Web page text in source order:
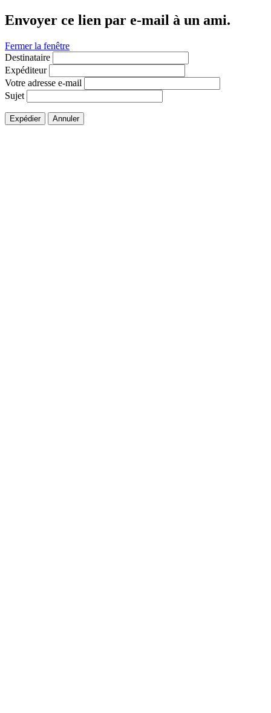
Envoyer ce lien par e-mail à un ami.
Fermer la fenêtre
Destinataire
Expéditeur
Votre adresse e-mail
Sujet
Expédier Annuler